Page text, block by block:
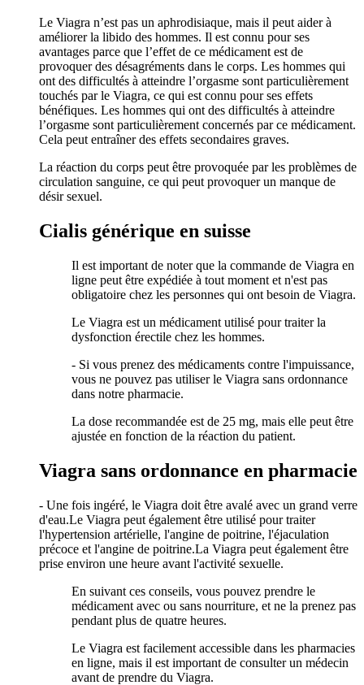
Le Viagra n’est pas un aphrodisiaque, mais il peut aider à
améliorer la libido des hommes. Il est connu pour ses
avantages parce que l’effet de ce médicament est de
provoquer des désagréments dans le corps. Les hommes qui
ont des difficultés à atteindre l’orgasme sont particulièrement
touchés par le Viagra, ce qui est connu pour ses effets
bénéfiques. Les hommes qui ont des difficultés à atteindre
l’orgasme sont particulièrement concernés par ce médicament.
Cela peut entraîner des effets secondaires graves.
La réaction du corps peut être provoquée par les problèmes de
circulation sanguine, ce qui peut provoquer un manque de
désir sexuel.
Cialis générique en suisse
Il est important de noter que la commande de Viagra en
ligne peut être expédiée à tout moment et n'est pas
obligatoire chez les personnes qui ont besoin de Viagra.
Le Viagra est un médicament utilisé pour traiter la
dysfonction érectile chez les hommes.
- Si vous prenez des médicaments contre l'impuissance,
vous ne pouvez pas utiliser le Viagra sans ordonnance
dans notre pharmacie.
La dose recommandée est de 25 mg, mais elle peut être
ajustée en fonction de la réaction du patient.
Viagra sans ordonnance en pharmacie
- Une fois ingéré, le Viagra doit être avalé avec un grand verre
d'eau.Le Viagra peut également être utilisé pour traiter
l'hypertension artérielle, l'angine de poitrine, l'éjaculation
précoce et l'angine de poitrine.La Viagra peut également être
prise environ une heure avant l'activité sexuelle.
En suivant ces conseils, vous pouvez prendre le
médicament avec ou sans nourriture, et ne la prenez pas
pendant plus de quatre heures.
Le Viagra est facilement accessible dans les pharmacies
en ligne, mais il est important de consulter un médecin
avant de prendre du Viagra.